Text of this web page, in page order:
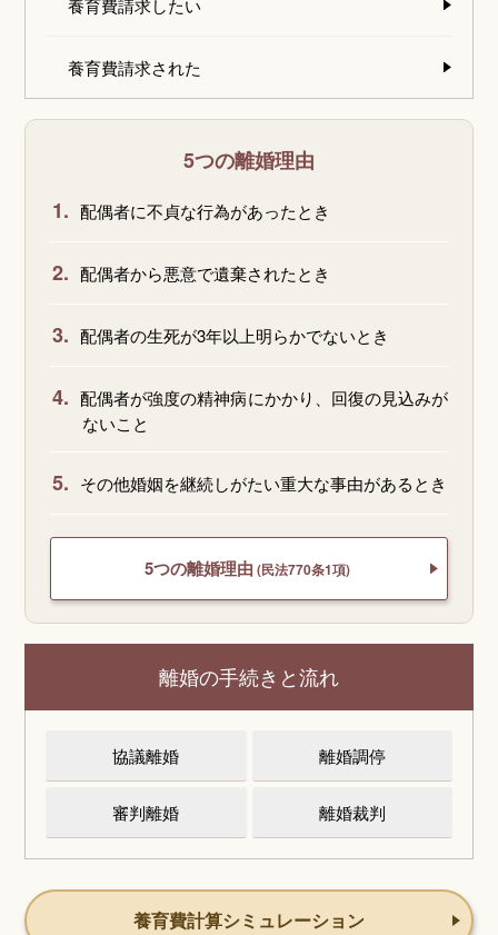
養育費請求したい
養育費請求された
5つの離婚理由
1. 配偶者に不貞な行為があったとき
2. 配偶者から悪意で遺棄されたとき
3. 配偶者の生死が3年以上明らかでないとき
4. 配偶者が強度の精神病にかかり、回復の見込みが
ないこと
5. その他婚姻を継続しがたい重大な事由があるとき
5つの離婚理由 (民法770条1項)
離婚の手続きと流れ
協議離婚 離婚調停
審判離婚 離婚裁判
養育費計算シミュレーション